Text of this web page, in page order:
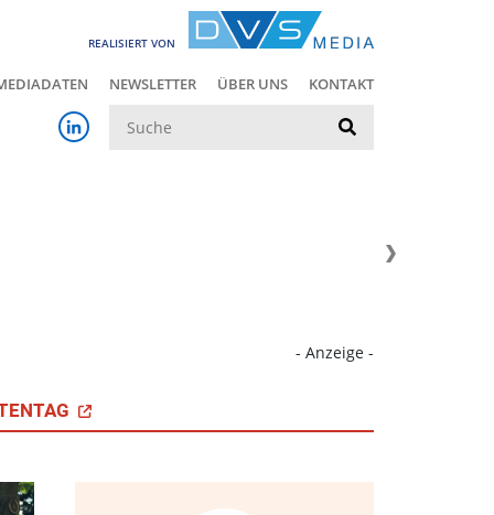
REALISIERT VON
NEWSLETTER ÜBER UNS KONTAKT
- Anzeige -